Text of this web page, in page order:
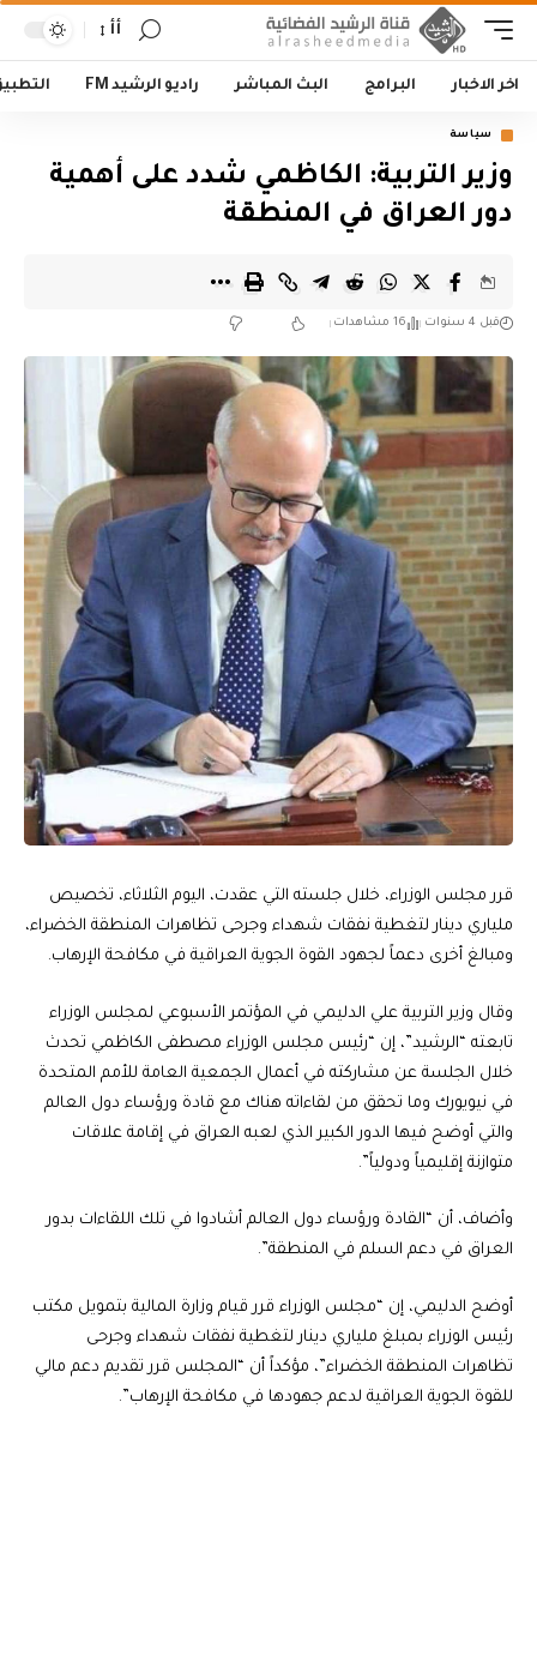
أأ
اخر الاخبار البرامج البث المباشر راديو الرشيد FM
سياسة
وزير التربية: الكاظمي شدد على أهمية
دور العراق في المنطقة
قبل 4 سنوات 16 مشاهدات
قرر مجلس الوزراء، خلال جلسته التي عقدت، اليوم الثلاثاء، تخصيص
ملياري دينار لتغطية نفقات شهداء وجرحى تظاهرات المنطقة الخضراء،
ومبالغ أخرى دعماً لجهود القوة الجوية العراقية في مكافحة الإرهاب.
وقال وزير التربية علي الدليمي في المؤتمر الأسبوعي لمجلس الوزراء
تابعته “الرشيد”، إن “رئيس مجلس الوزراء مصطفى الكاظمي تحدث
خلال الجلسة عن مشاركته في أعمال الجمعية العامة للأمم المتحدة
في نيويورك وما تحقق من لقاءاته هناك مع قادة ورؤساء دول العالم
والتي أوضح فيها الدور الكبير الذي لعبه العراق في إقامة علاقات
متوازنة إقليمياً ودولياً”.
وأضاف، أن “القادة ورؤساء دول العالم أشادوا في تلك اللقاءات بدور
العراق في دعم السلم في المنطقة”.
أوضح الدليمي، إن “مجلس الوزراء قرر قيام وزارة المالية بتمويل مكتب
رئيس الوزراء بمبلغ ملياري دينار لتغطية نفقات شهداء وجرحى
تظاهرات المنطقة الخضراء”، مؤكداً أن “المجلس قرر تقديم دعم مالي
للقوة الجوية العراقية لدعم جهودها في مكافحة الإرهاب”.